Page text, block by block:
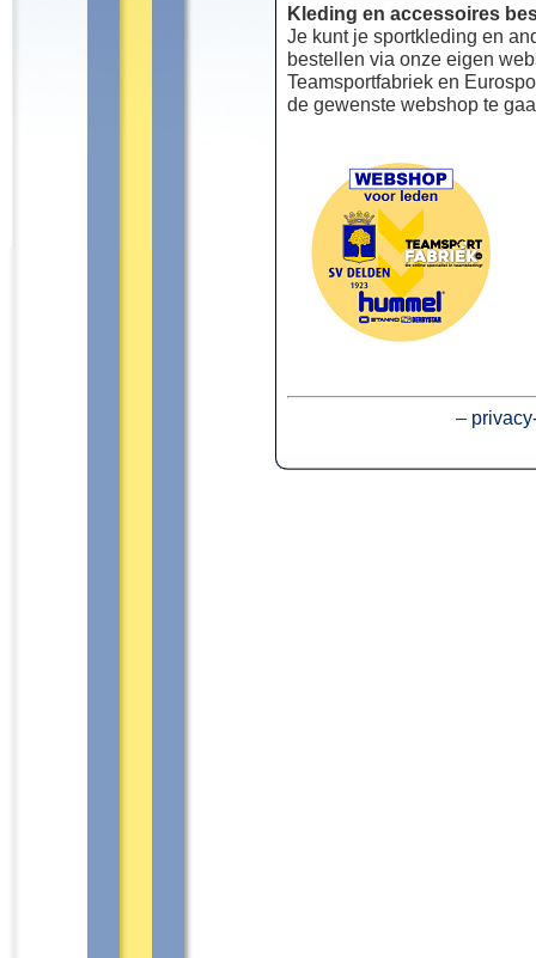
Kleding en accessoires
Je kunt je sportkleding en
bestellen via onze eigen
Teamsportfabriek en
de gewenste webshop te
–